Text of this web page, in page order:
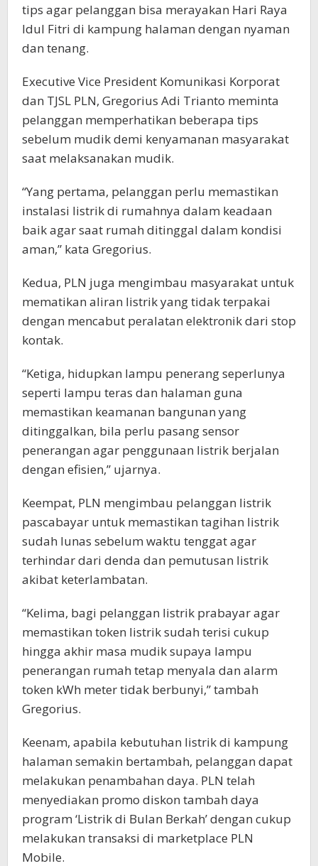
tips agar pelanggan bisa merayakan Hari Raya
Idul Fitri di kampung halaman dengan nyaman
dan tenang.
Executive Vice President Komunikasi Korporat
dan TJSL PLN, Gregorius Adi Trianto meminta
pelanggan memperhatikan beberapa tips
sebelum mudik demi kenyamanan masyarakat
saat melaksanakan mudik.
“Yang pertama, pelanggan perlu memastikan
instalasi listrik di rumahnya dalam keadaan
baik agar saat rumah ditinggal dalam kondisi
aman,” kata Gregorius.
Kedua, PLN juga mengimbau masyarakat untuk
mematikan aliran listrik yang tidak terpakai
dengan mencabut peralatan elektronik dari stop
kontak.
“Ketiga, hidupkan lampu penerang seperlunya
seperti lampu teras dan halaman guna
memastikan keamanan bangunan yang
ditinggalkan, bila perlu pasang sensor
penerangan agar penggunaan listrik berjalan
dengan efisien,” ujarnya.
Keempat, PLN mengimbau pelanggan listrik
pascabayar untuk memastikan tagihan listrik
sudah lunas sebelum waktu tenggat agar
terhindar dari denda dan pemutusan listrik
akibat keterlambatan.
“Kelima, bagi pelanggan listrik prabayar agar
memastikan token listrik sudah terisi cukup
hingga akhir masa mudik supaya lampu
penerangan rumah tetap menyala dan alarm
token kWh meter tidak berbunyi,” tambah
Gregorius.
Keenam, apabila kebutuhan listrik di kampung
halaman semakin bertambah, pelanggan dapat
melakukan penambahan daya. PLN telah
menyediakan promo diskon tambah daya
program ‘Listrik di Bulan Berkah’ dengan cukup
melakukan transaksi di marketplace PLN
Mobile.